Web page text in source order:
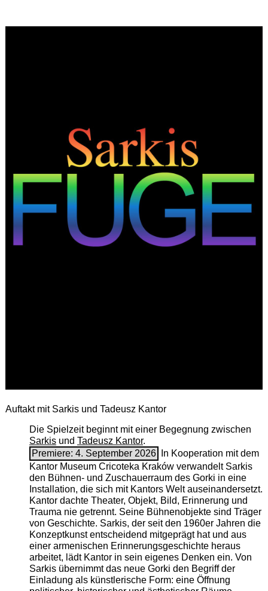
Auftakt mit Sarkis und Tadeusz Kantor
Die Spielzeit beginnt mit einer Begegnung zwischen
Sarkisund Tadeusz Kantor.
Premiere: 4. September 2026
In Kooperation mit dem
Kantor Museum Cricoteka Kraków verwandelt Sarkis
den Bühnen- und Zuschauerraum des Gorki in eine
Installation, die sich mit Kantors Welt auseinandersetzt.
Kantor dachte Theater, Objekt, Bild, Erinnerung und
Trauma nie getrennt. Seine Bühnenobjekte sind Träger
von Geschichte. Sarkis, der seit den 1960er Jahren die
Konzeptkunst entscheidend mitgeprägt hat und aus
einer armenischen ­Erinnerungsgeschichte heraus
arbeitet, lädt Kantor in sein eigenes Denken ein. Von
Sarkis übernimmt das neue Gorki den Begriff der
Einladung als künstlerische Form: eine Öffnung